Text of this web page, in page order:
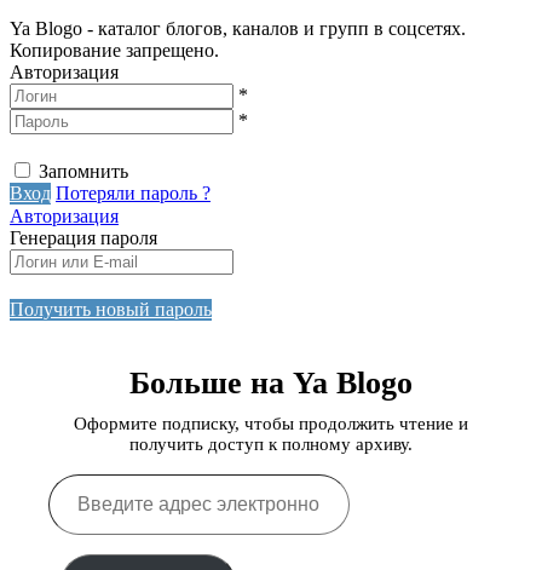
Ya Blogo - каталог блогов, каналов и групп в соцсетях.
Копирование запрещено.
Авторизация
*
*
Запомнить
Вход Потеряли пароль ?
Авторизация
Генерация пароля
Получить новый пароль
Больше на Ya Blogo
Оформите подписку, чтобы продолжить чтение и
получить доступ к полному архиву.
Введите
адрес
электронной